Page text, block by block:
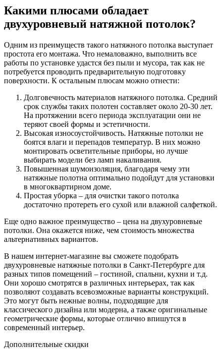
Какими плюсами обладает
двухуровневый натяжной потолок?
Одним из преимуществ такого натяжного потолка выступает
простота его монтажа. Что немаловажно, выполнить все
работы по установке удастся без пыли и мусора, так как не
потребуется проводить предварительную подготовку
поверхности. К остальным плюсам можно отнести:
Долговечность материалов натяжного потолка. Средний
срок службы таких полотен составляет около 20-30 лет.
На протяжении всего периода эксплуатации они не
теряют своей формы и эстетичности.
Высокая износоустойчивость. Натяжные потолки не
боятся влаги и перепадов температур. В них можно
монтировать осветительные приборы, но лучше
выбирать модели без ламп накаливания.
Повышенная шумоизоляция, благодаря чему эти
натяжные полотна оптимально подойдут для установки
в многоквартирном доме.
Простая уборка – для очистки такого потолка
достаточно протереть его сухой или влажной салфеткой.
Еще одно важное преимущество – цена на двухуровневые
потолки. Она окажется ниже, чем стоимость множества
альтернативных вариантов.
В нашем интернет-магазине вы сможете подобрать
двухуровневые натяжные потолки в Санкт-Петербурге для
разных типов помещений – гостиной, спальни, кухни и т.д.
Они хорошо смотрятся в различных интерьерах, так как
позволяют создавать всевозможные варианты конструкций.
Это могут быть нежные волны, подходящие для
классического дизайна или модерна, а также оригинальные
геометрические формы, которые отлично впишутся в
современный интерьер.
Дополнительные скидки